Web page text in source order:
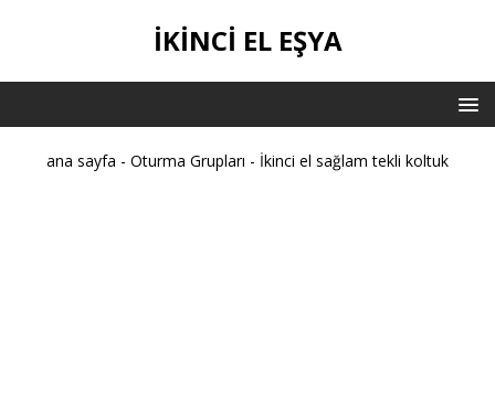
IKINCI EL EŞYA
ana sayfa - Oturma Grupları - İkinci el sağlam tekli koltuk